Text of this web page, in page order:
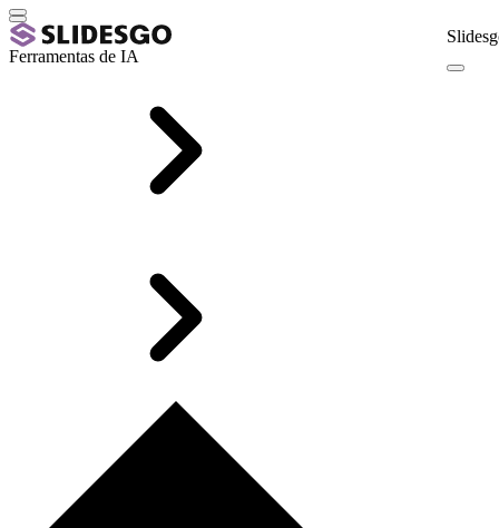
Ferramentas de IA